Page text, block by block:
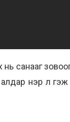
санааг
алдар нэр л